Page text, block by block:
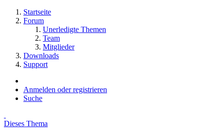
Startseite
Forum
Unerledigte Themen
Team
Mitglieder
Downloads
Support
Anmelden oder registrieren
Suche
Dieses Thema